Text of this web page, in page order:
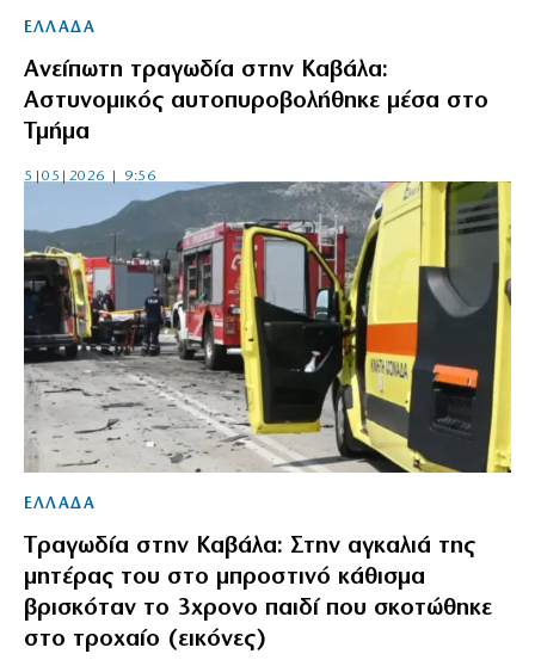
ΕΛΛΑΔΑ
Ανείπωτη τραγωδία στην Καβάλα:
Αστυνομικός αυτοπυροβολήθηκε μέσα στο
Τμήμα
5|05|2026 | 9:56
ΕΛΛΑΔΑ
Tραγωδία στην Καβάλα: Στην αγκαλιά της
μητέρας του στο μπροστινό κάθισμα
βρισκόταν το 3χρονο παιδί που σκοτώθηκε
στο τροχαίο (εικόνες)